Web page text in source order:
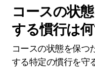
コースの状
する慣行は
コースの状態を保つ
する特定の慣行を守